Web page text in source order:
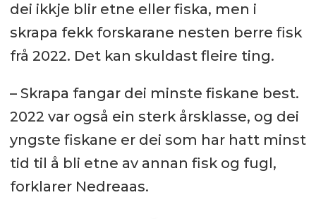
dei ikkje blir etne eller fiska, men i
skrapa fekk forskarane nesten berre fisk
frå 2022. Det kan skuldast fleire ting.
– Skrapa fangar dei minste fiskane best.
2022 var også ein sterk årsklasse, og dei
yngste fiskane er dei som har hatt minst
tid til å bli etne av annan fisk og fugl,
forklarer Nedreaas.